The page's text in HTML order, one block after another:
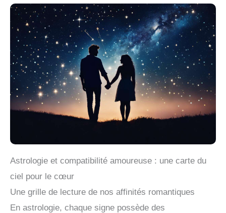
Astrologie et compatibilité amoureuse : une carte du
ciel pour le cœur
Une grille de lecture de nos affinités romantiques
En astrologie, chaque signe possède des